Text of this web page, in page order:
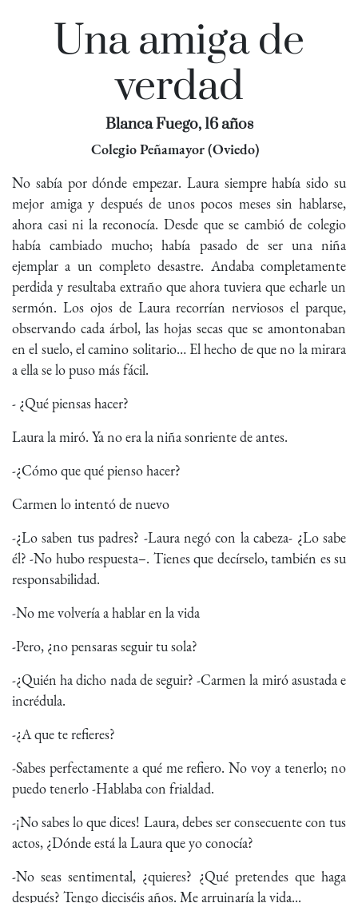
Una amiga de
verdad
Blanca Fuego, 16 años
Colegio Peñamayor (Oviedo)
No sabía por dónde empezar. Laura siempre había sido su
mejor amiga y después de unos pocos meses sin hablarse,
ahora casi ni la reconocía. Desde que se cambió de colegio
había cambiado mucho; había pasado de ser una niña
ejemplar a un completo desastre. Andaba completamente
perdida y resultaba extraño que ahora tuviera que echarle un
sermón. Los ojos de Laura recorrían nerviosos el parque,
observando cada árbol, las hojas secas que se amontonaban
en el suelo, el camino solitario… El hecho de que no la mirara
a ella se lo puso más fácil.
- ¿Qué piensas hacer?
Laura la miró. Ya no era la niña sonriente de antes.
-¿Cómo que qué pienso hacer?
Carmen lo intentó de nuevo
-¿Lo saben tus padres? -Laura negó con la cabeza- ¿Lo sabe
él? -No hubo respuesta–. Tienes que decírselo, también es su
responsabilidad.
-No me volvería a hablar en la vida
-Pero, ¿no pensaras seguir tu sola?
-¿Quién ha dicho nada de seguir? -Carmen la miró asustada e
incrédula.
-¿A que te refieres?
-Sabes perfectamente a qué me refiero. No voy a tenerlo; no
puedo tenerlo -Hablaba con frialdad.
-¡No sabes lo que dices! Laura, debes ser consecuente con tus
actos, ¿Dónde está la Laura que yo conocía?
-No seas sentimental, ¿quieres? ¿Qué pretendes que haga
después? Tengo dieciséis años. Me arruinaría la vida...